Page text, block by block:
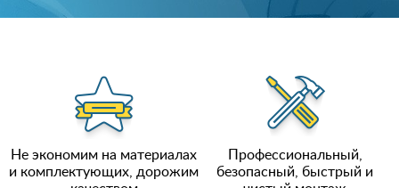
Не экономим на материалах
и комплектующих, дорожим
Профессиональный,
безопасный, быстрый и